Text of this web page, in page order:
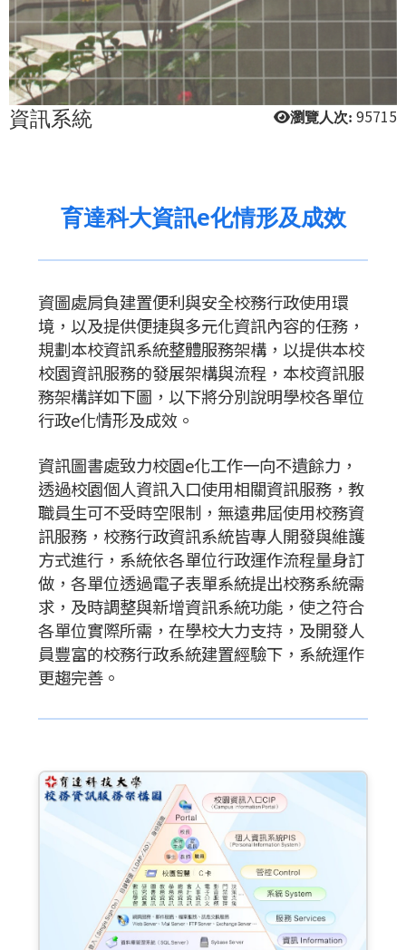
瀏覽人次: 95715
資訊系統
育達科大資訊e化情形及成效
資圖處肩負建置便利與安全校務行政使用環
境，以及提供便捷與多元化資訊內容的任務，
規劃本校資訊系統整體服務架構，以提供本校
校園資訊服務的發展架構與流程，本校資訊服
務架構詳如下圖，以下將分別說明學校各單位
行政e化情形及成效。
資訊圖書處致力校園e化工作一向不遺餘力，
透過校園個人資訊入口使用相關資訊服務，教
職員生可不受時空限制，無遠弗屆使用校務資
訊服務，校務行政資訊系統皆專人開發與維護
方式進行，系統依各單位行政運作流程量身訂
做，各單位透過電子表單系統提出校務系統需
求，及時調整與新增資訊系統功能，使之符合
各單位實際所需，在學校大力支持，及開發人
員豐富的校務行政系統建置經驗下，系統運作
更趨完善。